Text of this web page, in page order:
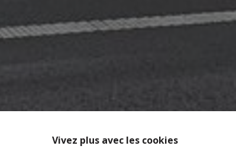
Vivez plus avec les cookies